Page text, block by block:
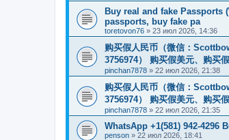
Buy real and fake Passports
passports, buy fake pa
toretovon76 » 23 июл 2026, 14:36
购买假人民币（微信：
3756974） 购买假美元、购买
pinchan7878 » 22 июл 2026, 21:38
购买假人民币（微信：
3756974） 购买假美元、购买
pinchan7878 » 22 июл 2026, 21:35
WhatsApp +1(581) 942-4296
penson » 22 июл 2026, 18:41